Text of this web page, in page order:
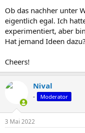
Ob das nachher unter
eigentlich egal. Ich
experimentiert, aber
Hat jemand Ideen dazu?
Cheers!
Nival
- Moderator
3 Mai 2022